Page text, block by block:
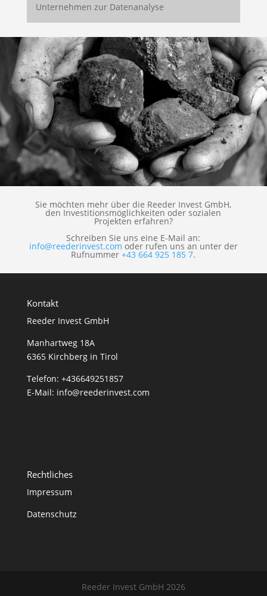
Unternehmen zur Datenanalyse
Sie möchten mehr über die Reeder Invest GmbH,
den Investitionsmöglichkeiten oder sozialen
Projekten erfahren?
Schreiben Sie uns eine E-Mail an:
info@reederinvest.com oder rufen uns an unter der
Rufnummer+43 664 925 185 7.
Kontakt
Reeder Invest GmbH
Manhartweg 18A
6365 Kirchberg in Tirol
Telefon: +436649251857
E-Mail: info@reederinvest.com
Rechtliches
Impressum
Datenschutz
Reeder Invest GmbH 2026